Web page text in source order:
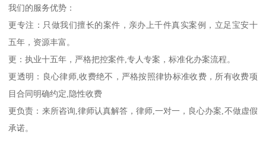
我们的服务优势：
更专注：只做我们擅长的案件，亲办上千件真实案例，立足宝安十
五年，资源丰富。
更：执业十五年，严格把控案件,专人专案，标准化办案流程。
更透明：良心律师,收费绝不，严格按照律协标准收费，所有收费项
目合同明确约定,隐性收费
更负责：来所咨询,律师认真解答，律师,一对一，良心办案,不做虚假
承诺。